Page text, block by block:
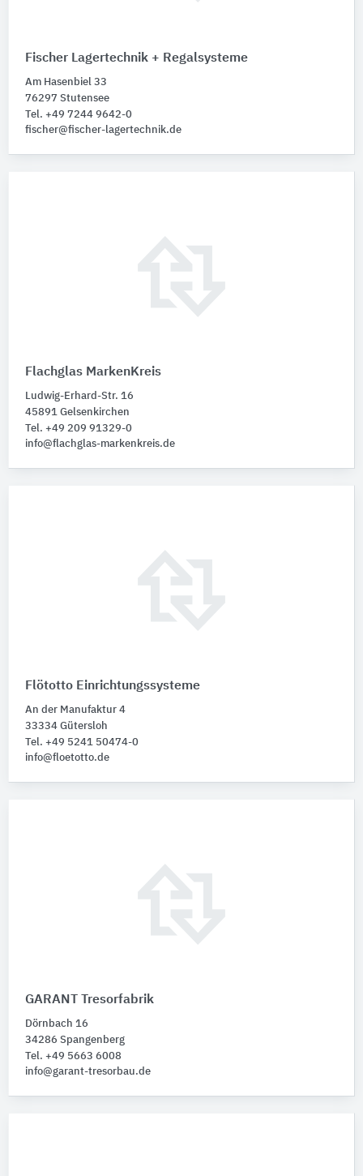
Fischer Lagertechnik + Regalsysteme
Am Hasenbiel 33
76297 Stutensee
Tel. +49 7244 9642-0
fischer@fischer-lagertechnik.de
Flachglas MarkenKreis
Ludwig-Erhard-Str. 16
45891 Gelsenkirchen
Tel. +49 209 91329-0
info@flachglas-markenkreis.de
Flötotto Einrichtungssysteme
An der Manufaktur 4
33334 Gütersloh
Tel. +49 5241 50474-0
info@floetotto.de
GARANT Tresorfabrik
Dörnbach 16
34286 Spangenberg
Tel. +49 5663 6008
info@garant-tresorbau.de